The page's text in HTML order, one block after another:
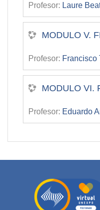
Profesor: Laure
MODULO V.
Profesor: Francisco
MODULO VI.
Profesor: Eduardo